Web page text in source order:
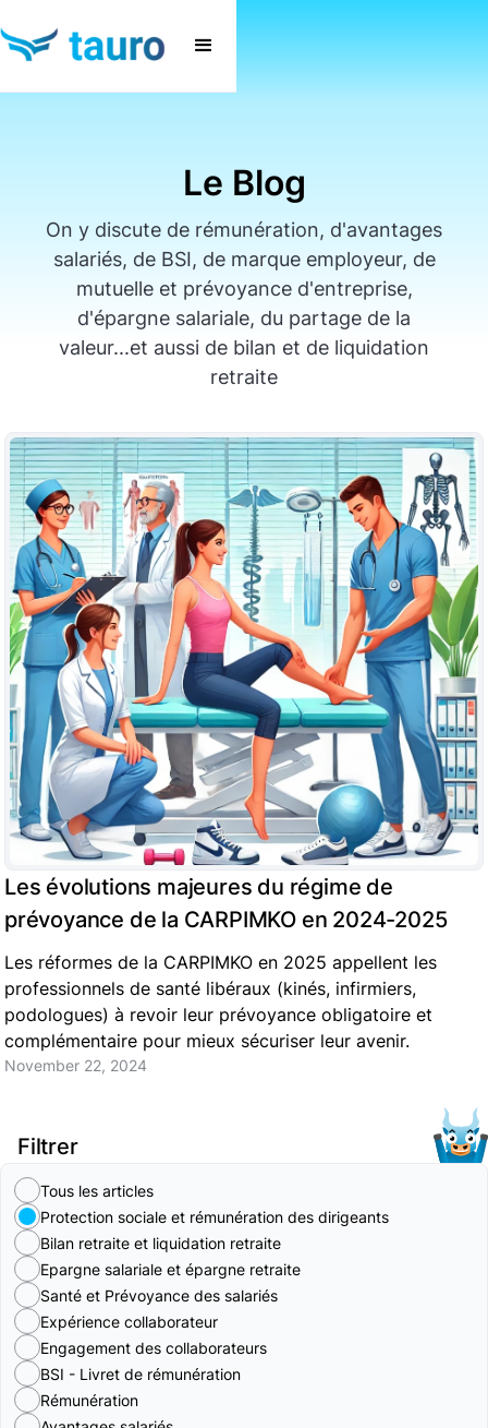
Le Blog
On y discute de rémunération, d'avantages
salariés, de BSI, de marque employeur, de
mutuelle et prévoyance d'entreprise,
d'épargne salariale, du partage de la
valeur...et aussi de bilan et de liquidation
retraite
Filtrer
Tous les articles
Protection sociale et rémunération des dirigeants
Bilan retraite et liquidation retraite
Epargne salariale et épargne retraite
Santé et Prévoyance des salariés
Expérience collaborateur
Engagement des collaborateurs
BSI - Livret de rémunération
Rémunération
Les évolutions majeures du régime de
prévoyance de la CARPIMKO en 2024-2025
Les réformes de la CARPIMKO en 2025 appellent les
professionnels de santé libéraux (kinés, infirmiers,
podologues) à revoir leur prévoyance obligatoire et
complémentaire pour mieux sécuriser leur avenir.
November 22, 2024